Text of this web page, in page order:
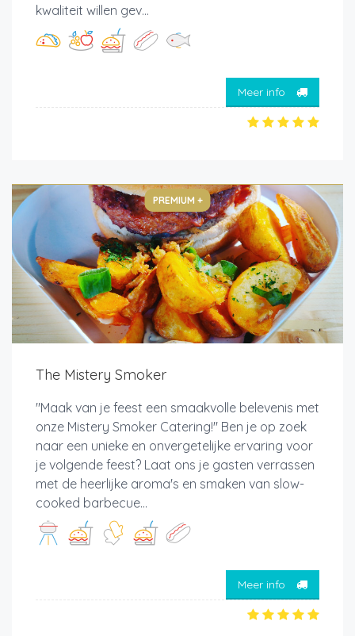
kwaliteit willen gev...
Meer info
PREMIUM +
The Mistery Smoker
"Maak van je feest een smaakvolle belevenis met
onze Mistery Smoker Catering!" Ben je op zoek
naar een unieke en onvergetelijke ervaring voor
je volgende feest? Laat ons je gasten verrassen
met de heerlijke aroma's en smaken van slow-
cooked barbecue...
Meer info